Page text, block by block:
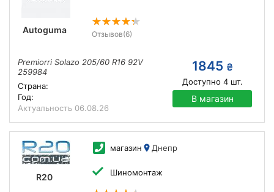
Autoguma Отзывов(6)
Premiorri Solazo 205/60 R16 92V
259984
Страна:
Год:
Актуальность 06.08.26
1845 ₴
Доступно 4шт.
В магазин
R20
магазин Днепр
Шиномонтаж